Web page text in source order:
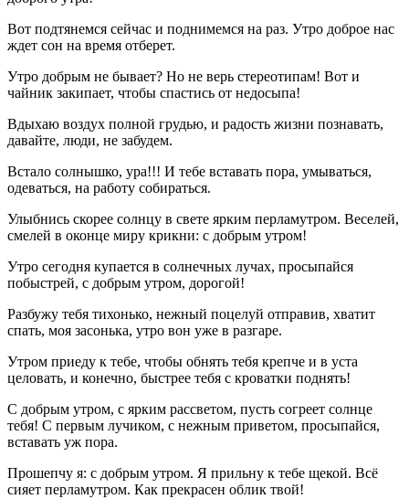
Вот подтянемся сейчас и поднимемся на раз. Утро доброе нас
ждет сон на время отберет.
Утро добрым не бывает? Но не верь стереотипам! Вот и
чайник закипает, чтобы спастись от недосыпа!
Вдыхаю воздух полной грудью, и радость жизни познавать,
давайте, люди, не забудем.
Встало солнышко, ура!!! И тебе вставать пора, умываться,
одеваться, на работу собираться.
Улыбнись скорее солнцу в свете ярким перламутром. Веселей,
смелей в оконце миру крикни: с добрым утром!
Утро сегодня купается в солнечных лучах, просыпайся
побыстрей, с добрым утром, дорогой!
Разбужу тебя тихонько, нежный поцелуй отправив, хватит
спать, моя засонька, утро вон уже в разгаре.
Утром приеду к тебе, чтобы обнять тебя крепче и в уста
целовать, и конечно, быстрее тебя с кроватки поднять!
С добрым утром, с ярким рассветом, пусть согреет солнце
тебя! С первым лучиком, с нежным приветом, просыпайся,
вставать уж пора.
Прошепчу я: с добрым утром. Я прильну к тебе щекой. Всё
сияет перламутром. Как прекрасен облик твой!